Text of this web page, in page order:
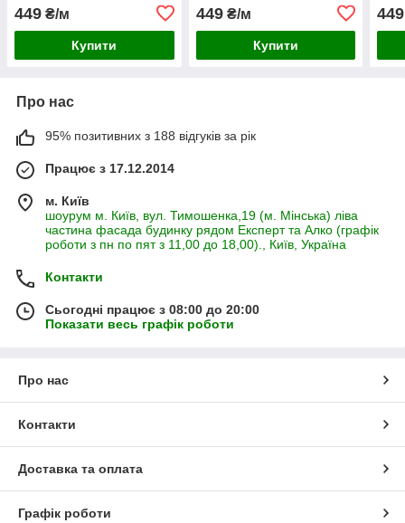
449 ₴/м
Купити
449₴/м
Купити
449
Про нас
95% позитивних з 188 відгуків за рік
Працює з 17.12.2014
м. Київ
шоурум м. Київ, вул. Тимошенка,19 (м. Мінська) ліва
частина фасада будинку рядом Експерт та Алко (графік
роботи з пн по пят з 11,00 до 18,00)., Київ, Україна
Контакти
Сьогодні працює з 08:00 до 20:00
Показати весь графік роботи
Про нас
Контакти
Доставка та оплата
Графік роботи